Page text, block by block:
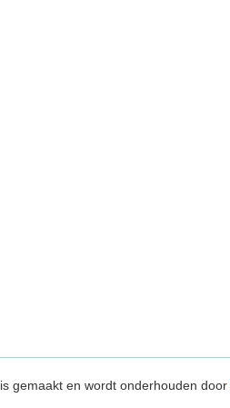
is gemaakt en wordt onderhouden door